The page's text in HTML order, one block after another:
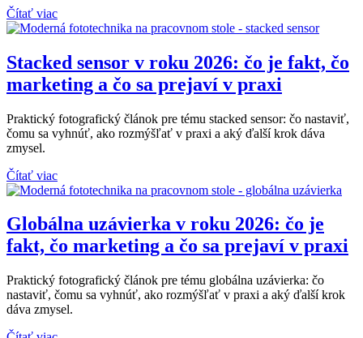
Čítať viac
Stacked sensor v roku 2026: čo je fakt, čo
marketing a čo sa prejaví v praxi
Praktický fotografický článok pre tému stacked sensor: čo nastaviť,
čomu sa vyhnúť, ako rozmýšľať v praxi a aký ďalší krok dáva
zmysel.
Čítať viac
Globálna uzávierka v roku 2026: čo je
fakt, čo marketing a čo sa prejaví v praxi
Praktický fotografický článok pre tému globálna uzávierka: čo
nastaviť, čomu sa vyhnúť, ako rozmýšľať v praxi a aký ďalší krok
dáva zmysel.